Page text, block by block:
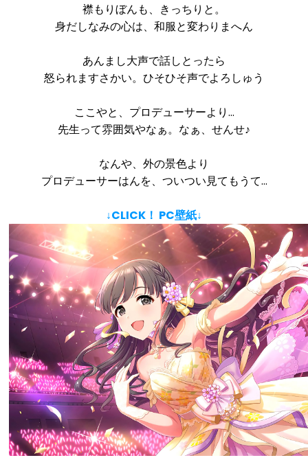
襟もりぼんも、きっちりと。
身だしなみの心は、和服と変わりまへん
あんまし大声で話しとったら
怒られますさかい。ひそひそ声でよろしゅう
ここやと、プロデューサーより…
先生って雰囲気やなぁ。なぁ、せんせ♪
なんや、外の景色より
プロデューサーはんを、ついつい見てもうて…
↓CLICK！ PC壁紙↓